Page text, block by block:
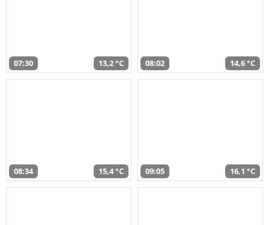
07:30 13,2 °C 08:02 14,6 °C
08:34 15,4 °C 09:05 16,1 °C